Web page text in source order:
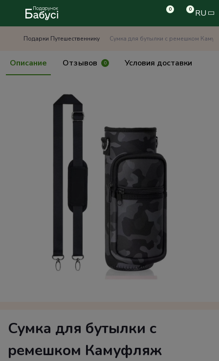
0 0 RU
Подарки Путешественнику Сумка для бутылки с ремешком
Описание Отзывов 0 Условия доставки
Сумка для бутылки с
ремешком Камуфляж